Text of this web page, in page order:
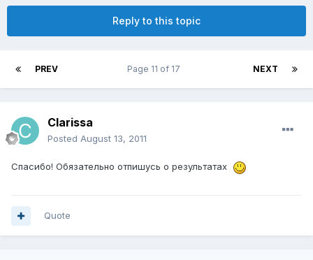
Reply to this topic
PREV NEXT
Page 11 of 17
Clarissa
Posted August 13, 2011
Спасибо! Обязательно отпишусь о результатах
Quote